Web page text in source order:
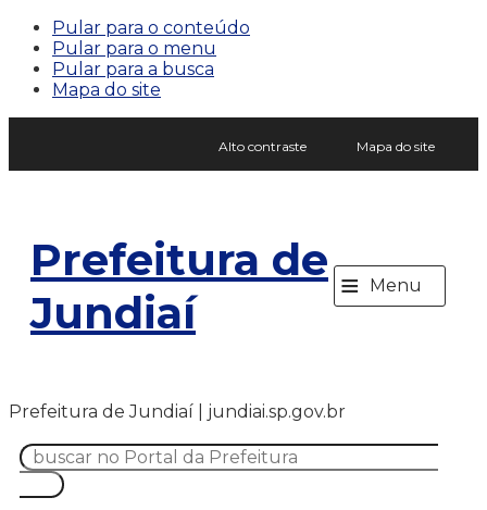
Pular para o conteúdo
Pular para o menu
Pular para a busca
Mapa do site
Alto contraste Mapa do site
Prefeitura de
Jundiaí
≡ Menu
Prefeitura de Jundiaí | jundiai.sp.gov.br